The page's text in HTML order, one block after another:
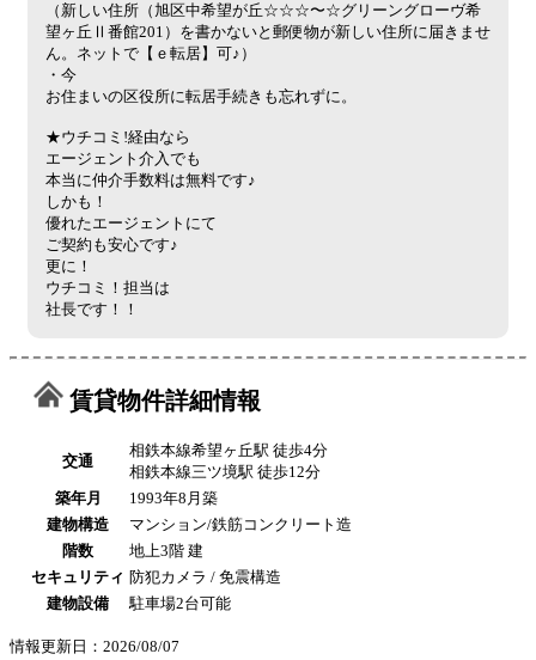
（新しい住所（旭区中希望が丘☆☆☆〜☆グリーングローヴ希
望ヶ丘Ⅱ番館201）を書かないと郵便物が新しい住所に届きませ
ん。ネットで【ｅ転居】可♪）
・今
お住まいの区役所に転居手続きも忘れずに。
★ウチコミ!経由なら
エージェント介入でも
本当に仲介手数料は無料です♪
しかも！
優れたエージェントにて
ご契約も安心です♪
更に！
ウチコミ！担当は
社長です！！
賃貸物件詳細情報
交通
相鉄本線希望ヶ丘駅 徒歩4分
相鉄本線三ツ境駅 徒歩12分
築年月
1993年8月築
建物構造
マンション/鉄筋コンクリート造
階数
地上3階 建
セキュリティ 防犯カメラ / 免震構造
建物設備
駐車場2台可能
情報更新日：2026/08/07